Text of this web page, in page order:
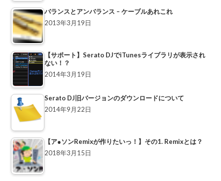
バランスとアンバランス – ケーブルあれこれ
2013年3月19日
【サポート】Serato DJでiTunesライブラリが表示され
ない！？
2014年3月19日
Serato DJ旧バージョンのダウンロードについて
2014年9月22日
【ア●ソンRemixが作りたいっ！】その1. Remixとは？
2018年3月15日